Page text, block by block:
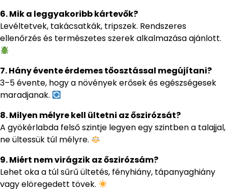
6. Mik a leggyakoribb kártevők?
Levéltetvek, takácsatkák, tripszek. Rendszeres
ellenőrzés és természetes szerek alkalmazása ajánlott.
7. Hány évente érdemes tőosztással megújítani?
3–5 évente, hogy a növények erősek és egészségesek
maradjanak.
8. Milyen mélyre kell ültetni az őszirózsát?
A gyökérlabda felső szintje legyen egy szintben a talajjal,
ne ültessük túl mélyre.
9. Miért nem virágzik az őszirózsám?
Lehet oka a túl sűrű ültetés, fényhiány, tápanyaghiány
vagy elöregedett tövek.